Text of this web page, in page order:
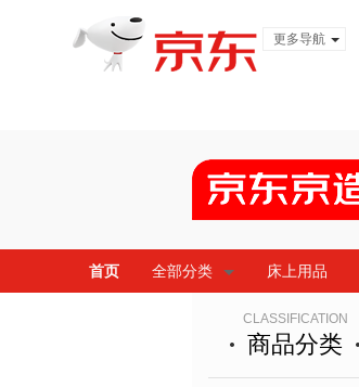
更多导航
首页 全部分类 床上用品
CLASSIFICATION
商品分类